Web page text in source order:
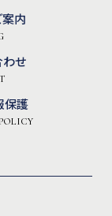
内
わせ
保護